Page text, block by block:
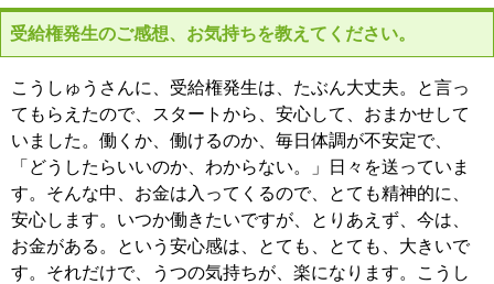
受給権発生のご感想、お気持ちを教えてください。
こうしゅうさんに、受給権発生は、たぶん大丈夫。と言っ
てもらえたので、スタートから、安心して、おまかせして
いました。働くか、働けるのか、毎日体調が不安定で、
「どうしたらいいのか、わからない。」日々を送っていま
す。そんな中、お金は入ってくるので、とても精神的に、
安心します。いつか働きたいですが、とりあえず、今は、
お金がある。という安心感は、とても、とても、大きいで
す。それだけで、うつの気持ちが、楽になります。こうし